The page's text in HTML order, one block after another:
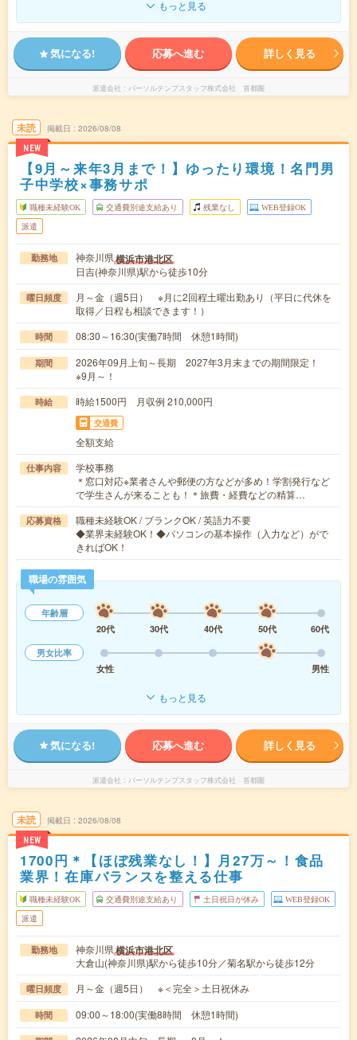
もっと見る
気になる! 応募へ進む 詳しく見る
派遣会社 パーソルテンプスタッフ株式会社 首都圏
未読
NEW
掲載日 2026/08/08
【9月～来年3月まで！】ゆったり環境！名門男
子中学校×事務サポ
職種未経験OK 交通費別途支給あり 残業なし WEB登録OK
派遣
勤務地 神奈川県横浜市港北区
日吉(神奈川県)駅から徒歩10分
曜日頻度
月～金（週5日） ※月に2回程土曜出勤あり（平日に代休を
取得／日程も相談できます！）
時間 08:30～16:30(実働7時間 休憩1時間)
期間
2026年09月上旬～長期 2027年3月末までの期間限定！
※9月～！
時給 時給1500円 月収例 210,000円
交通費
全額支給
仕事内容
学校事務
＊窓口対応※業者さんや郵便の方などが多め！学割発行など
で学生さんが来ることも！＊旅費・経費などの精算…
応募資格
職種未経験OK / ブランクOK / 英語力不要
◆業界未経験OK！◆パソコンの基本操作（入力など）がで
きればOK！
職場の雰囲気
年齢層
20代
30代 40代 50代
60代
男女比率
女性
男性
もっと見る
気になる! 応募へ進む 詳しく見る
派遣会社 パーソルテンプスタッフ株式会社 首都圏
未読
NEW
掲載日 2026/08/08
1700円＊【ほぼ残業なし！】月27万～！食品
業界！在庫バランスを整える仕事
職種未経験OK 交通費別途支給あり 土日祝日が休み WEB登録OK
派遣
勤務地 神奈川県横浜市港北区
大倉山(神奈川県)駅から徒歩10分／菊名駅から徒歩12分
曜日頻度 月～金（週5日） ※＜完全＞土日祝休み
時間 09:00～18:00(実働8時間 休憩1時間)